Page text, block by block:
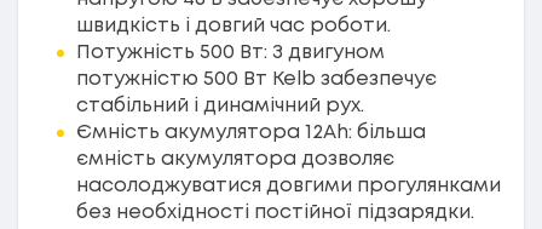
швидкість і довгий час роботи.
Потужність 500 Вт: З двигуном
потужністю 500 Вт Kelb забезпечує
стабільний і динамічний рух.
Ємність акумулятора 12Ah: більша
ємність акумулятора дозволяє
насолоджуватися довгими прогулянками
без необхідності постійної підзарядки.